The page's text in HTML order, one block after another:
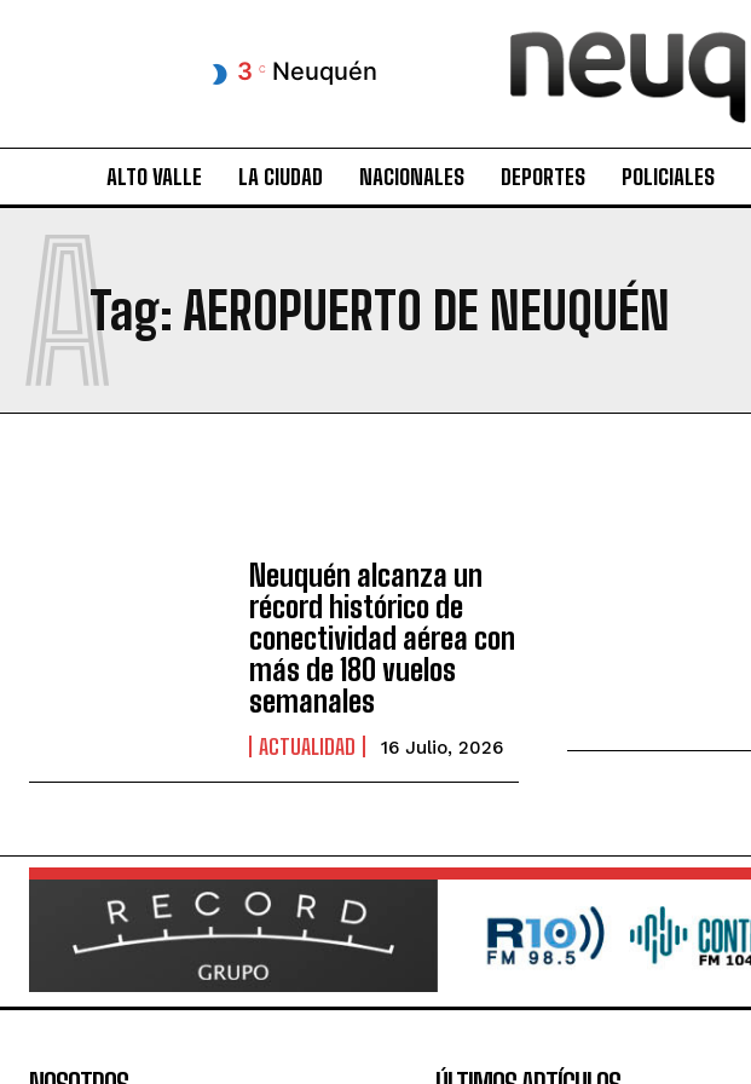
3 C Neuquén
ALTO VALLE LA CIUDAD NACIONALES DEPORTES POLICIALES
Tag: AEROPUERTO DE NEUQUÉN
A
Neuquén alcanza un
récord histórico de
conectividad aérea con
más de 180 vuelos
semanales
ACTUALIDAD 16 Julio, 2026